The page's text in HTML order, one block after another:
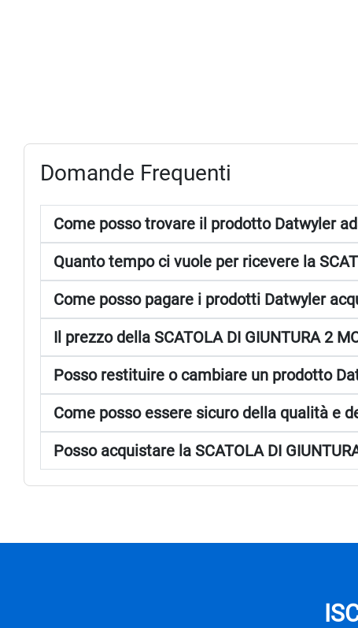
Domande Frequenti
Come posso trovare il prodotto Datwyler
Quanto tempo ci vuole per ricevere la
Come posso pagare i prodotti Datwyler
Il prezzo della SCATOLA DI GIUNTURA 2
Posso restituire o cambiare un prodotto
Come posso essere sicuro della qualità e
Posso acquistare la SCATOLA DI